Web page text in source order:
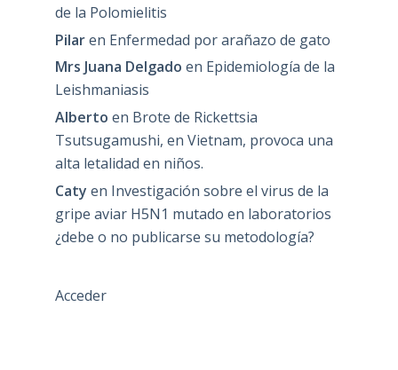
de la Polomielitis
Pilaren Enfermedad por arañazo de gato
Mrs Juana Delgado en Epidemiología de la
Leishmaniasis
Alberto en Brote de Rickettsia
Tsutsugamushi, en Vietnam, provoca una
alta letalidad en niños.
Caty en Investigación sobre el virus de la
gripe aviar H5N1 mutado en laboratorios
¿debe o no publicarse su metodología?
Acceder